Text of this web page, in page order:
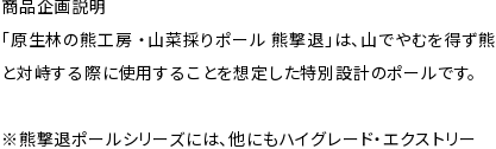
商品企画説明
「原生林の熊工房 ・山菜採りポール 熊撃退」は、山でやむを得ず熊
と対峙する際に使用することを想定した特別設計のポールです。
※熊撃退ポールシリーズには、他にもハイグレード・エクストリー